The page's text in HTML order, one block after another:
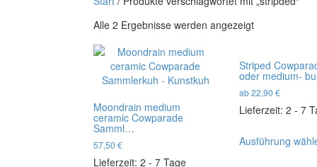
Alle 2 Ergebnisse werden angezeigtNach
Moondrain medium
ceramic Cowparade
Samml…
57,50 €
Lieferzeit: 2 - 7 Tage
Striped
oder medium-
ab22,90 €
Lieferzeit: 2 - 7
Ausführung